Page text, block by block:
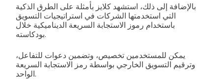
بالإضافة إلى ذلك، استشهد كلايز بأمثلة على الطرق الذكية
التي استخدمتها الشركات في استراتيجيات التسويق
باستخدام رموز الاستجابة السريعة الديناميكية خلال
بودكاسته.
يمكن للمستخدمين تخصيص، وتضمين دعوات للتفاعل،
وترقيم التسويق الخارجي بواسطة رمز الاستجابة السريعة
الواحد.